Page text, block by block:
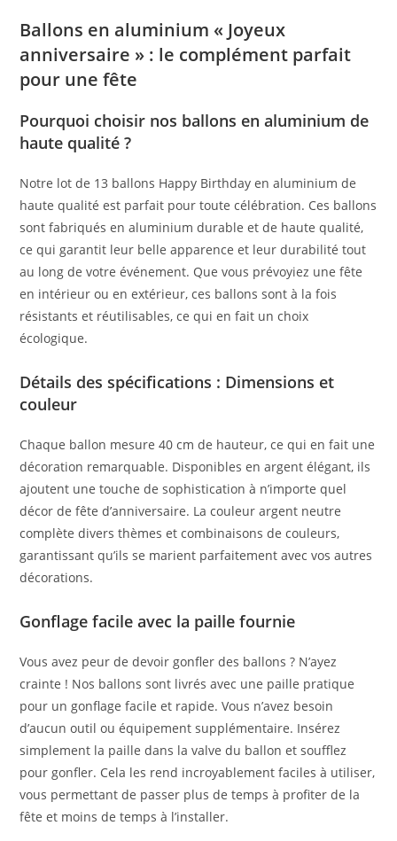
Ballons en aluminium « Joyeux
anniversaire » : le complément parfait
pour une fête
Pourquoi choisir nos ballons en aluminium de
haute qualité ?
Notre lot de 13 ballons Happy Birthday en aluminium de
haute qualité est parfait pour toute célébration. Ces ballons
sont fabriqués en aluminium durable et de haute qualité,
ce qui garantit leur belle apparence et leur durabilité tout
au long de votre événement. Que vous prévoyiez une fête
en intérieur ou en extérieur, ces ballons sont à la fois
résistants et réutilisables, ce qui en fait un choix
écologique.
Détails des spécifications : Dimensions et
couleur
Chaque ballon mesure 40 cm de hauteur, ce qui en fait une
décoration remarquable. Disponibles en argent élégant, ils
ajoutent une touche de sophistication à n’importe quel
décor de fête d’anniversaire. La couleur argent neutre
complète divers thèmes et combinaisons de couleurs,
garantissant qu’ils se marient parfaitement avec vos autres
décorations.
Gonflage facile avec la paille fournie
Vous avez peur de devoir gonfler des ballons ? N’ayez
crainte ! Nos ballons sont livrés avec une paille pratique
pour un gonflage facile et rapide. Vous n’avez besoin
d’aucun outil ou équipement supplémentaire. Insérez
simplement la paille dans la valve du ballon et soufflez
pour gonfler. Cela les rend incroyablement faciles à utiliser,
vous permettant de passer plus de temps à profiter de la
fête et moins de temps à l’installer.